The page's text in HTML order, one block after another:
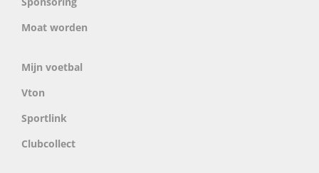
Moat worden
Mijn voetbal
Vton
Sportlink
Clubcollect